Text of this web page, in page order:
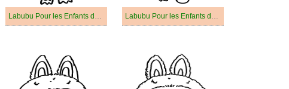
Labubu Pour les Enfants de 3 Ans Labubu Pour les Enfants de 4 Ans